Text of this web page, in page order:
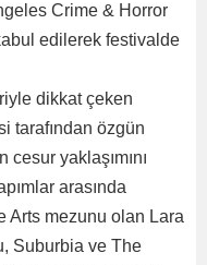
Crime & Horror
edilerek festivalde
dikkat çeken
tarafından özgün
yaklaşımını
arasında
Arts mezunu olan Lara
Suburbia ve The